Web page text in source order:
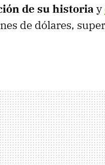
de su historia y
de dólares,